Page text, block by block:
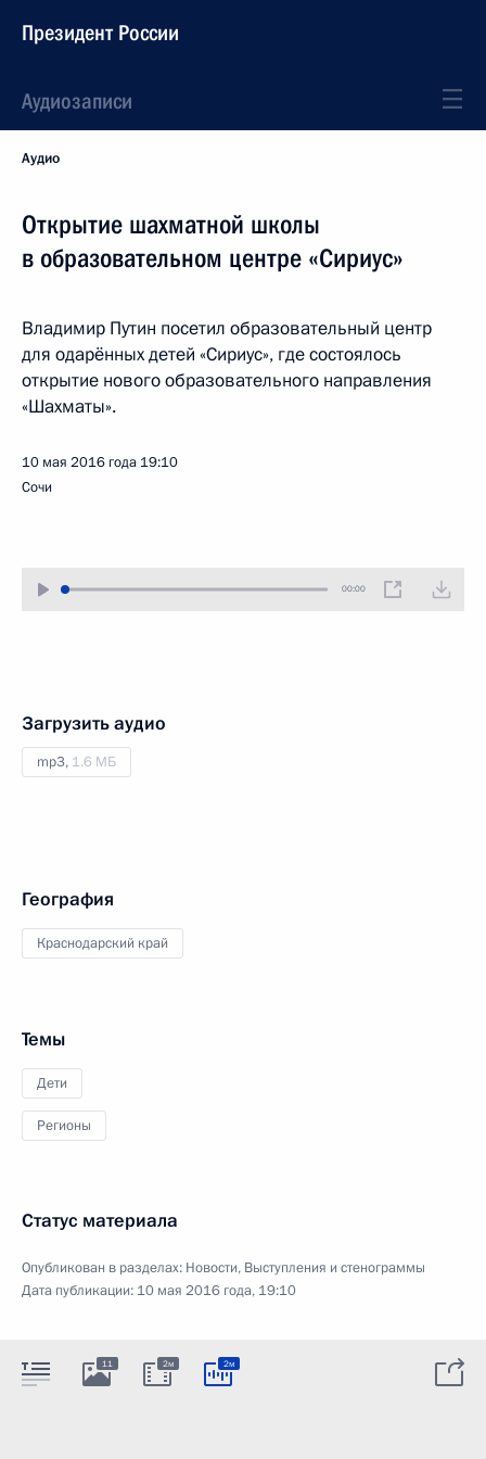
Президент России
Аудиозаписи
Аудио
Открытие шахматной школы
в образовательном центре «Сириус»
Владимир Путин посетил образовательный центр
для одарённых детей «Сириус», где состоялось
открытие нового образовательного направления
«Шахматы».
10 мая 2016 года 19:10
Сочи
00:00
Загрузить аудио
mp3, 1.6 МБ
География
Краснодарский край
Темы
Дети
Регионы
Статус материала
Опубликован в разделах: Новости, Выступления и стенограммы
Дата публикации: 10 мая 2016 года, 19:10
11 2м 2м